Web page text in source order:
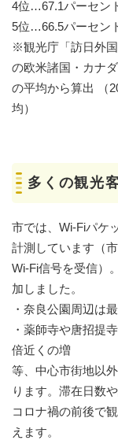
4位…67.1パーセン
5位…66.5パーセン
※​観光庁「訪日外
の欧米諸国・カナ
の平均から算出 （
均）
多くの観光
市では、Wi-Fiパケ
計測しています（
Wi-Fi信号を受信）
加しました。
・奈良公園周辺は
・薬師寺や唐招提
倍近くの増
等、中心市街地以
ります。滞在日数
コロナ禍の前後で
えます。